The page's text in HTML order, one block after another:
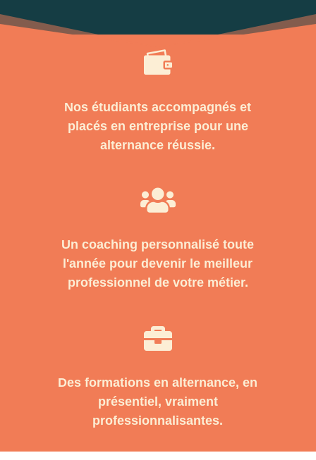

Nos étudiants accompagnés et
placés en entreprise pour une
alternance réussie.

Un coaching personnalisé toute
l'année pour devenir le meilleur
professionnel de votre métier.

Des formations en alternance, en
présentiel, vraiment
professionnalisantes.